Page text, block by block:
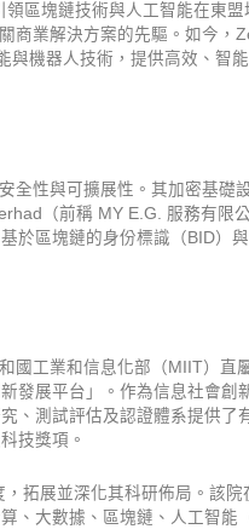
區塊鏈技術與人工智能在東盟
商業解決方案的先驅。如今，
機器人技術，提供高效、智
全性與可擴展性。其加密基礎
（前稱 MY E.G. 服務有限
於區塊鏈的身份標識（BID）
國工業和信息化部（MIIT）直
發展平台」。作為信息社會創
、測試評估及認證體系提供了
技獎項。
拓展並深化其科研佈局。該
、大數據、區塊鏈、人工智能